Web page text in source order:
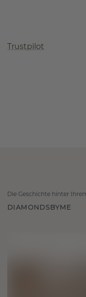
Trustpilot
Die Geschichte hinter
DIAMONDSBYME